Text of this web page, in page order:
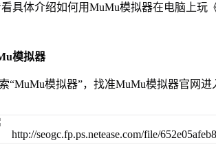
具体介绍如何用MuMu模拟器在电脑上玩
模拟器
“MuMu模拟器”，找准MuMu模拟器官网进